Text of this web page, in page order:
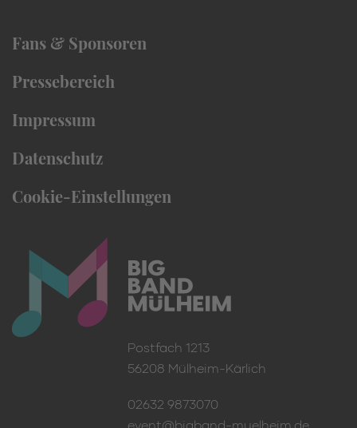
Fans & Sponsoren
Pressebereich
Impressum
Datenschutz
Cookie-Einstellungen
Postfach 1213
56208 Mülheim-Kärlich
02632 9873070
event@bigband-muelheim.de